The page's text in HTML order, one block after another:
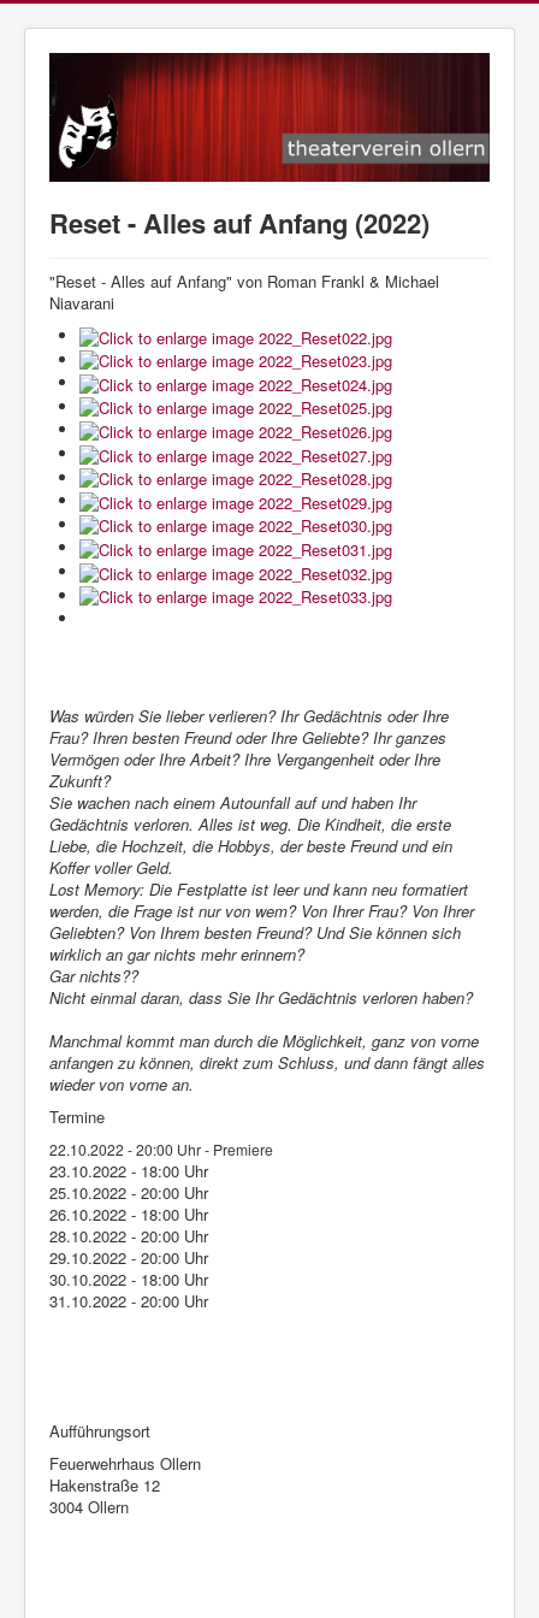
Reset - Alles auf Anfang (2022)
"Reset - Alles auf Anfang" von Roman Frankl & Michael
Niavarani
Was würden Sie lieber verlieren? Ihr Gedächtnis oder Ihre
Frau? Ihren besten Freund oder Ihre Geliebte? Ihr ganzes
Vermögen oder Ihre Arbeit? Ihre Vergangenheit oder Ihre
Zukunft?
Sie wachen nach einem Autounfall auf und haben Ihr
Gedächtnis verloren. Alles ist weg. Die Kindheit, die erste
Liebe, die Hochzeit, die Hobbys, der beste Freund und ein
Koffer voller Geld.
Lost Memory: Die Festplatte ist leer und kann neu formatiert
werden, die Frage ist nur von wem? Von Ihrer Frau? Von Ihrer
Geliebten? Von Ihrem besten Freund? Und Sie können sich
wirklich an gar nichts mehr erinnern?
Gar nichts??
Nicht einmal daran, dass Sie Ihr Gedächtnis verloren haben?
Manchmal kommt man durch die Möglichkeit, ganz von vorne
anfangen zu können, direkt zum Schluss, und dann fängt alles
wieder von vorne an.
Termine
22.10.2022 - 20:00 Uhr - Premiere
23.10.2022 - 18:00 Uhr
25.10.2022 - 20:00 Uhr
26.10.2022 - 18:00 Uhr
28.10.2022 - 20:00 Uhr
29.10.2022 - 20:00 Uhr
30.10.2022 - 18:00 Uhr
31.10.2022 - 20:00 Uhr
Aufführungsort
Feuerwehrhaus Ollern
Hakenstraße 12
3004 Ollern